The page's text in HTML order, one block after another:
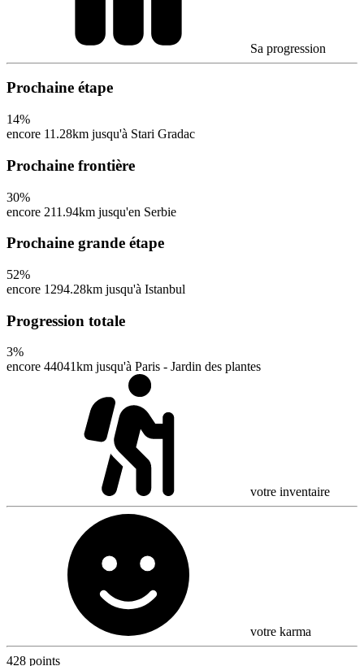
Sa progression
Prochaine étape
14%
encore 11.28km jusqu'à Stari Gradac
Prochaine frontière
30%
encore 211.94km jusqu'en Serbie
Prochaine grande étape
52%
encore 1294.28km jusqu'à Istanbul
Progression totale
3%
encore 44041km jusqu'à Paris - Jardin des plantes
votre inventaire
votre karma
428 points